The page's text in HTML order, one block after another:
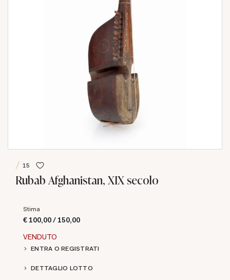
15
Rubab Afghanistan, XIX secolo
Stima
€ 100,00 / 150,00
VENDUTO
ENTRA O REGISTRATI
DETTAGLIO LOTTO